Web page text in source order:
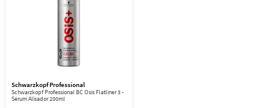
Schwarzkopf Professional
Schwarzkopf Professional BC Osis Flatliner 3 -
Sérum Alisador 200ml